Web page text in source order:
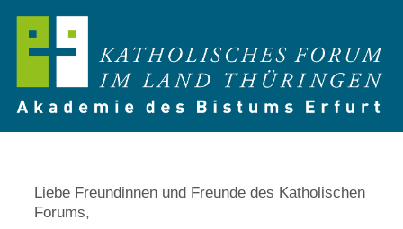
Liebe Freundinnen und Freunde des Katholischen
Forums,